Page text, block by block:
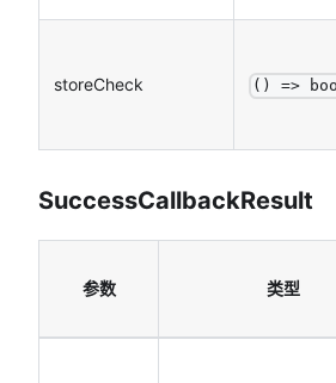
storeCheck () =>
SuccessCallbackResult
参数 类型